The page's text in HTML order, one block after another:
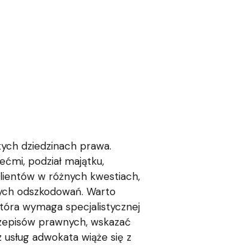
dziedzinach prawa.
podział majątku,
w różnych kwestiach,
odszkodowań. Warto
wymaga specjalistycznej
prawnych, wskazać
adwokata wiąże się z